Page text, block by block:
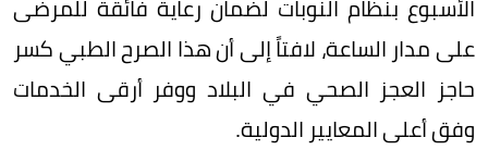
على مدار الساعة، لافتاً إلى أن هذا الصرح الطبي كسر
حاجز العجز الصحي في البلاد ووفر أرقى الخدمات
وفق أعلى المعايير الدولية.